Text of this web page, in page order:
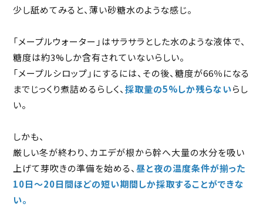
少し舐めてみると、薄い砂糖水のような感じ。
「メープルウォーター」はサラサラとした水のような液体で、
糖度は約3%しか含有されていないらしい。
「メープルシロップ」にするには、その後、糖度が66％になる
までじっくり煮詰めるらしく、採取量の5%しか残らないらし
い。
しかも、
厳しい冬が終わり、カエデが根から幹へ大量の水分を吸い
上げて芽吹きの準備を始める、昼と夜の温度条件が揃った
10日〜20日間ほどの短い期間しか採取することができな
い。